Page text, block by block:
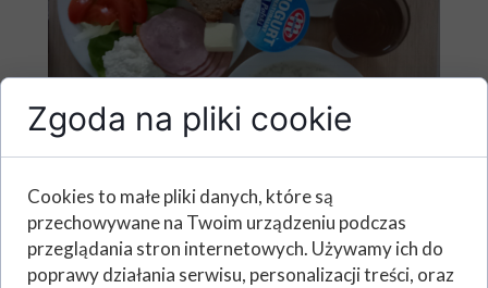
Zgoda na pliki cookie
Cookies to małe pliki danych, które są
przechowywane na Twoim urządzeniu podczas
przeglądania stron internetowych. Używamy ich do
poprawy działania serwisu, personalizacji treści, oraz